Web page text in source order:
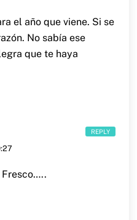
el año que viene. Si se
No sabía ese
que te haya
Fresco…..
REPLY